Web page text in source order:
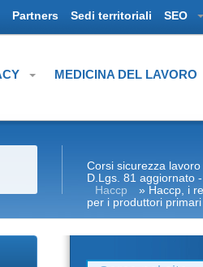
Partners Sedi territoriali SEO
MEDICINA DEL LAVORO
Corsi sicurezza
D.Lgs. 81 aggiornato
Haccp
» Haccp, i
per i produttori primari